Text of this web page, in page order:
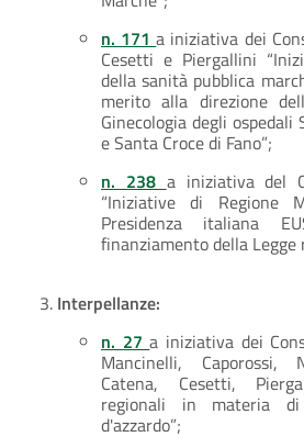
n. 171a iniziativa dei
Cesetti e Piergallini
della sanità pubblica
merito alla direzione
Ginecologia degli
e Santa Croce di Fano”;
n. 238 a iniziativa del
“Iniziative di Regione
Presidenza italiana
finanziamento della
Interpellanze:
n. 27a iniziativa dei
Mancinelli, Caporossi,
Catena, Cesetti,
regionali in materia
d'azzardo”;